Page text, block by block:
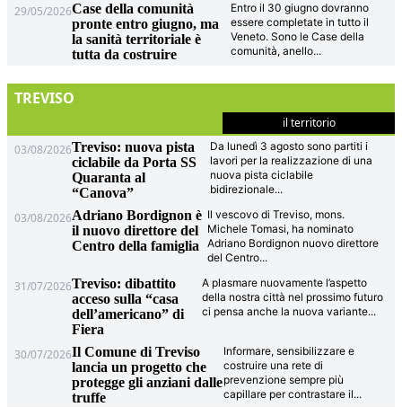
29/05/2026Case della comunità
pronte entro giugno, ma
la sanità territoriale è
tutta da costruire
Entro il 30 giugno dovranno
essere completate in tutto il
Veneto. Sono le Case della
comunità, anello...
TREVISO
il territorio
03/08/2026Treviso: nuova pista
ciclabile da Porta SS
Quaranta al
“Canova”
Da lunedì 3 agosto sono partiti i
lavori per la realizzazione di una
nuova pista ciclabile
bidirezionale...
03/08/2026Adriano Bordignon è
il nuovo direttore del
Centro della famiglia
Il vescovo di Treviso, mons.
Michele Tomasi, ha nominato
Adriano Bordignon nuovo direttore
del Centro...
31/07/2026Treviso: dibattito
acceso sulla “casa
dell’americano” di
Fiera
A plasmare nuovamente l’aspetto
della nostra città nel prossimo futuro
ci pensa anche la nuova variante...
30/07/2026Il Comune di Treviso
lancia un progetto che
protegge gli anziani dalle
truffe
Informare, sensibilizzare e
costruire una rete di
prevenzione sempre più
capillare per contrastare il...